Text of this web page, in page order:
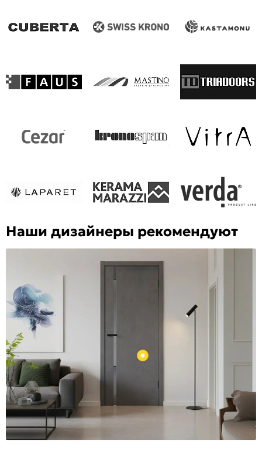
Наши дизайнеры рекомендуют